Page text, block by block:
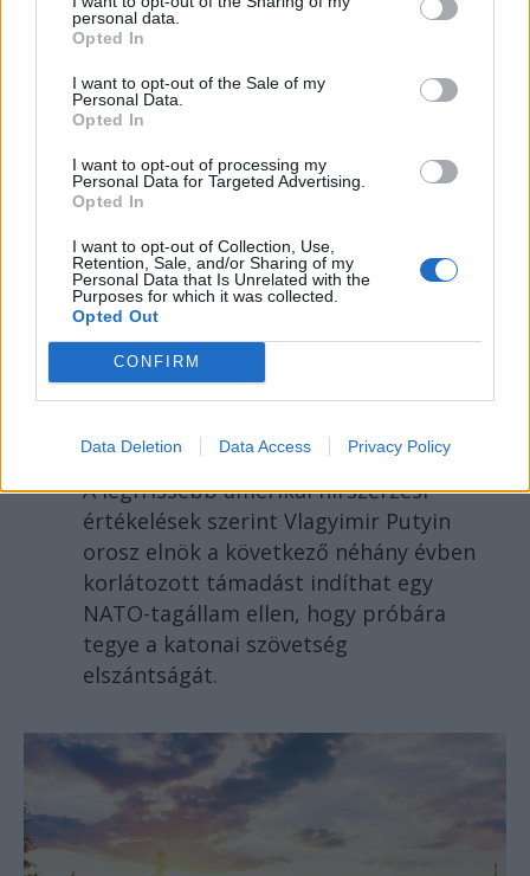
personal data.
Opted In
I want to opt-out of the Sale of my
Personal Data.
Opted In
I want to opt-out of processing my
Personal Data for Targeted Advertising.
Opted In
I want to opt-out of Collection, Use,
Retention, Sale, and/or Sharing of my
Personal Data that Is Unrelated with the
Purposes for which it was collected.
Opted Out
CONFIRM
Data Deletion Data Access Privacy Policy
KRÓNIKA
Putyin egy NATO-tagállam
megtámadására készül az
amerikai hírszerzés szerint
A legfrissebb amerikai hírszerzési
értékelések szerint Vlagyimir Putyin
orosz elnök a következő néhány évben
korlátozott támadást indíthat egy
NATO-tagállam ellen, hogy próbára
tegye a katonai szövetség
elszántságát.